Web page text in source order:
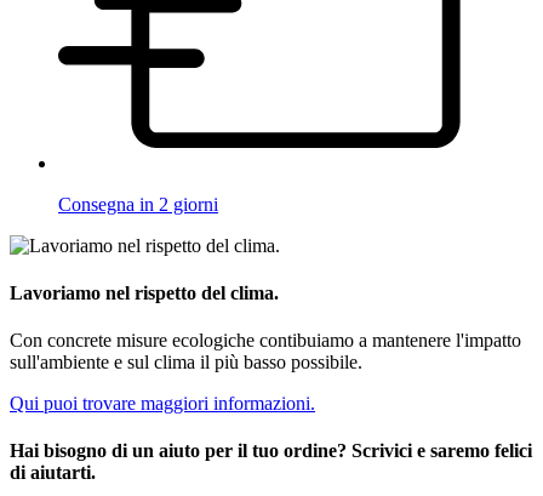
Consegna in 2 giorni
Lavoriamo nel rispetto del clima.
Con concrete misure ecologiche contibuiamo a mantenere l'impatto
sull'ambiente e sul clima il più basso possibile.
Qui puoi trovare maggiori informazioni.
Hai bisogno di un aiuto per il tuo ordine? Scrivici e saremo felici
di aiutarti.